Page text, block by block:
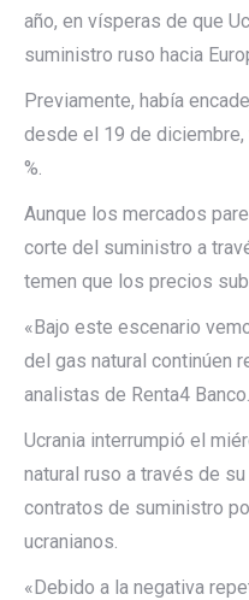
año, en vísperas de que
suministro ruso hacia
Previamente, había
desde el 19 de diciembre,
%.
Aunque los mercados
corte del suministro a
temen que los precios
«Bajo este escenario
del gas natural continúen
analistas de Renta4 Banco.
Ucrania interrumpió el
natural ruso a través de
contratos de suministro
ucranianos.
«Debido a la negativa